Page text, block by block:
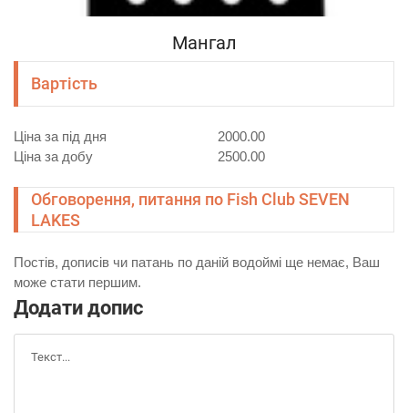
Мангал
Вартість
Ціна за під дня
2000.00
Ціна за добу
2500.00
Обговорення, питання по Fish Club SEVEN
LAKES
Постів, дописів чи патань по даній водоймі ще немає, Ваш
може стати першим.
Додати допис